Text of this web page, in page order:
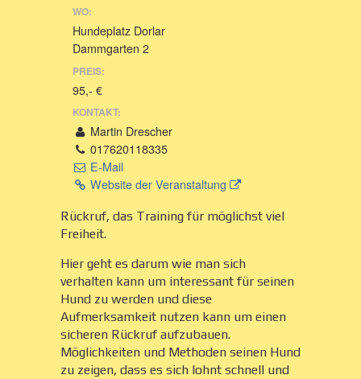
WO:
Hundeplatz Dorlar
Dammgarten 2
PREIS:
95,- €
KONTAKT:
Martin Drescher
017620118335
E-Mail
Website der Veranstaltung
Rückruf, das Training für möglichst viel
Freiheit.
Hier geht es darum wie man sich
verhalten kann um interessant für seinen
Hund zu werden und diese
Aufmerksamkeit nutzen kann um einen
sicheren Rückruf aufzubauen.
Möglichkeiten und Methoden seinen Hund
zu zeigen, dass es sich lohnt schnell und